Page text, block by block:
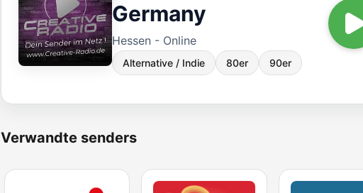
Germany
Hessen - Online
Alternative / Indie 80er 90er
Verwandte senders